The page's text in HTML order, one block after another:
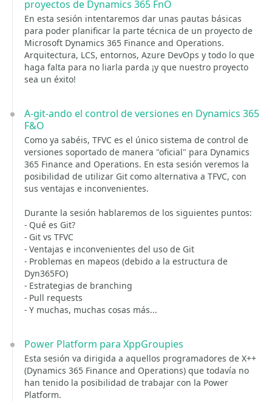
proyectos de Dynamics 365 FnO
En esta sesión intentaremos dar unas pautas básicas
para poder planificar la parte técnica de un proyecto de
Microsoft Dynamics 365 Finance and Operations.
Arquitectura, LCS, entornos, Azure DevOps y todo lo que
haga falta para no liarla parda ¡y que nuestro proyecto
sea un éxito!
A-git-ando el control de versiones en Dynamics 365
F&O
Como ya sabéis, TFVC es el único sistema de control de
versiones soportado de manera "oficial" para Dynamics
365 Finance and Operations. En esta sesión veremos la
posibilidad de utilizar Git como alternativa a TFVC, con
sus ventajas e inconvenientes.
Durante la sesión hablaremos de los siguientes puntos:
- Qué es Git?
- Git vs TFVC
- Ventajas e inconvenientes del uso de Git
- Problemas en mapeos (debido a la estructura de
Dyn365FO)
- Estrategias de branching
- Pull requests
- Y muchas, muchas cosas más...
Power Platform para XppGroupies
Esta sesión va dirigida a aquellos programadores de X++
(Dynamics 365 Finance and Operations) que todavía no
han tenido la posibilidad de trabajar con la Power
Platform.